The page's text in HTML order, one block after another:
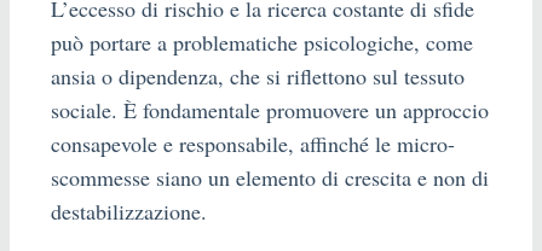
L’eccesso di rischio e la ricerca costante di sfide
può portare a problematiche psicologiche, come
ansia o dipendenza, che si riflettono sul tessuto
sociale. È fondamentale promuovere un approccio
consapevole e responsabile, affinché le micro-
scommesse siano un elemento di crescita e non di
destabilizzazione.